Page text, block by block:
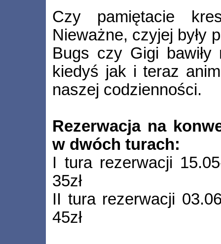
Czy pamiętacie
Nieważne, czyjej były
Bugs czy Gigi
kiedyś jak i teraz
naszej codzienności.
Rezerwacja na
w dwóch turach:
I tura rezerwacji
35zł
II tura rezerwacji
45zł